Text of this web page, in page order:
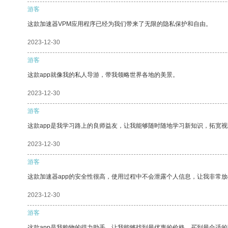
游客
这款加速器VPM应用程序已经为我们带来了无限的隐私保护和自由。
2023-12-30
游客
这款app就像我的私人导游，带我领略世界各地的美景。
2023-12-30
游客
这款app是我学习路上的良师益友，让我能够随时随地学习新知识，拓宽视
2023-12-30
游客
这款加速器app的安全性很高，使用过程中不会泄露个人信息，让我非常放
2023-12-30
游客